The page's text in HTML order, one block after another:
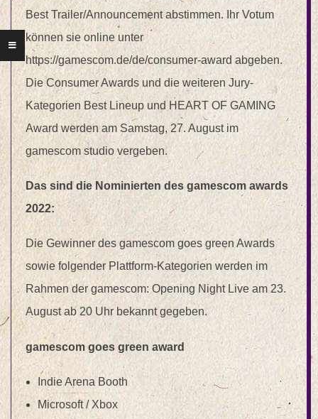
Best Trailer/Announcement abstimmen. Ihr Votum
können sie online unter
https://gamescom.de/de/consumer-award abgeben.
Die Consumer Awards und die weiteren Jury-
Kategorien Best Lineup und HEART OF GAMING
Award werden am Samstag, 27. August im
gamescom studio vergeben.
Das sind die Nominierten des gamescom awards
2022:
Die Gewinner des gamescom goes green Awards
sowie folgender Plattform-Kategorien werden im
Rahmen der gamescom: Opening Night Live am 23.
August ab 20 Uhr bekannt gegeben.
gamescom goes green award
Indie Arena Booth
Microsoft / Xbox